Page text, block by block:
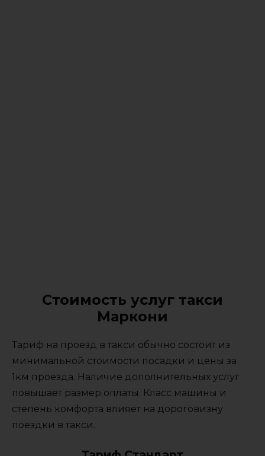
Стоимость услуг такси
Маркони
Тариф на проезд в такси обычно состоит из
минимальной стоимости посадки и цены за
1км проезда. Наличие дополнительных услуг
повышает размер оплаты. Класс машины и
степень комфорта влияет на дороговизну
поездки в такси.